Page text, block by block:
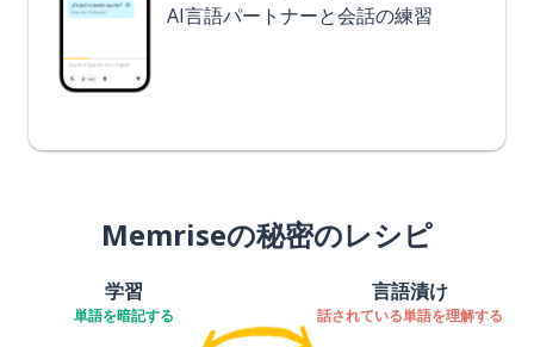
AI言語パートナーと会話の練習
Memriseの秘密のレシピ
学習
単語を暗記する
言語漬け
話されている単語を理解する